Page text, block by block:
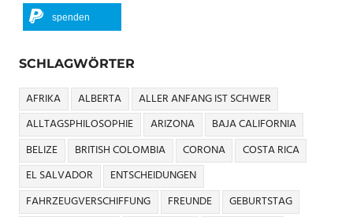
spenden
SCHLAGWÖRTER
AFRIKA ALBERTA
ALLER ANFANG IST SCHWER
ALLTAGSPHILOSOPHIE
ARIZONA
BAJA CALIFORNIA
BELIZE
BRITISH COLOMBIA CORONA
COSTA RICA
EL SALVADOR
ENTSCHEIDUNGEN
FAHRZEUGVERSCHIFFUNG
FREUNDE
GEBURTSTAG